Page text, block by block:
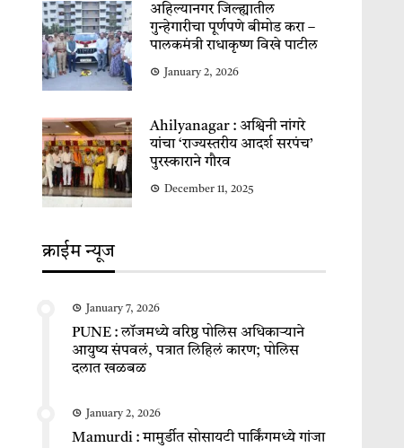
अहिल्यानगर जिल्ह्यातील
गुन्हेगारीचा पूर्णपणे बीमोड करा –
पालकमंत्री राधाकृष्ण विखे पाटील
January 2, 2026
Ahilyanagar : अश्विनी नांगरे
यांचा ‘राज्यस्तरीय आदर्श सरपंच’
पुरस्काराने गौरव
December 11, 2025
क्राईम न्यूज
January 7, 2026
PUNE : लॉजमध्ये वरिष्ठ पोलिस अधिकाऱ्याने
आयुष्य संपवलं, पत्रात लिहिलं कारण; पोलिस
दलात खळबळ
January 2, 2026
Mamurdi : मामुर्डीत सोसायटी पार्किंगमध्ये गांजा